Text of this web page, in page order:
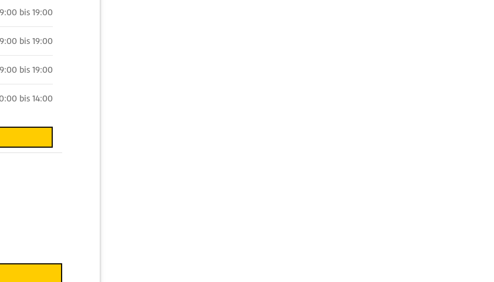
bis 19:00
bis 19:00
bis 19:00
bis 14:00